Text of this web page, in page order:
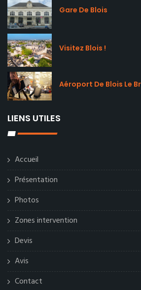
Gare De Blois
Visitez Blois !
Aéroport De Blois Le
LIENS UTILES
Accueil
Présentation
Photos
Zones intervention
Devis
Avis
Contact